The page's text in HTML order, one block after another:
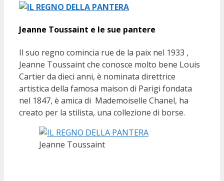
Jeanne Toussaint e le sue pantere
Il suo regno comincia rue de la paix nel 1933 ,
Jeanne Toussaint che conosce molto bene Louis
Cartier da dieci anni, è nominata direttrice
artistica della famosa maison di Parigi fondata
nel 1847, è amica di Mademoiselle Chanel, ha
creato per la stilista, una collezione di borse.
Jeanne Toussaint